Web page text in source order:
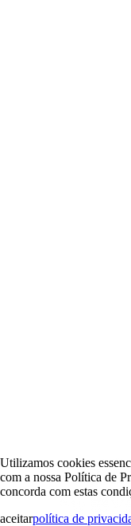
Utilizamos cookies
com a nossa Política de
concorda com estas
aceitarpolítica de